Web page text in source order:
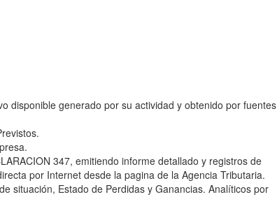
disponible generado por su actividad y obtenido por fuentes
347, emitiendo informe detallado y registros de
por Internet desde la pagina de la Agencia Tributaria.
situación, Estado de Perdidas y Ganancias. Analíticos por